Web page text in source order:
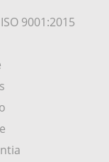
9001:2015